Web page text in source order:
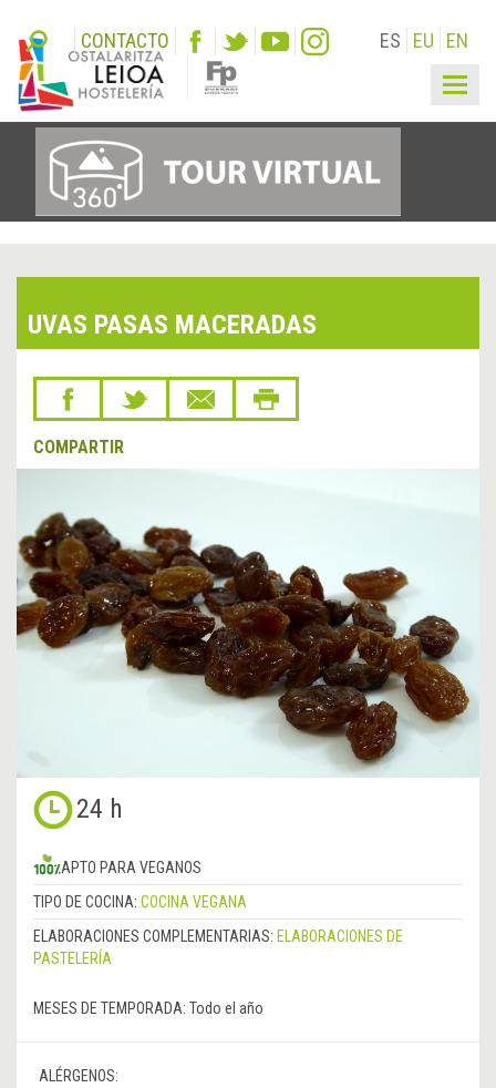
CONTACTO ES EU EN
UVAS PASAS MACERADAS
COMPARTIR
24 h
APTO PARA VEGANOS
TIPO DE COCINA: COCINA VEGANA
ELABORACIONES COMPLEMENTARIAS: ELABORACIONES DE
PASTELERÍA
MESES DE TEMPORADA: Todo el año
ALÉRGENOS: